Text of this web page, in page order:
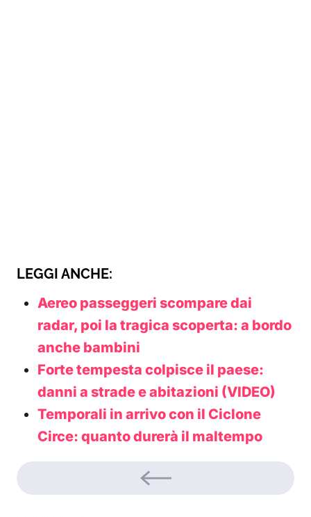
LEGGI ANCHE:
Aereo passeggeri scompare dai
radar, poi la tragica scoperta: a bordo
anche bambini
Forte tempesta colpisce il paese:
danni a strade e abitazioni (VIDEO)
Temporali in arrivo con il Ciclone
Circe: quanto durerà il maltempo